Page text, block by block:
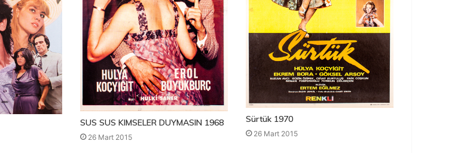
SUS SUS KIMSELER DUYMASIN 1968
26 Mart 2015
Sürtük 1970
26 Mart 2015